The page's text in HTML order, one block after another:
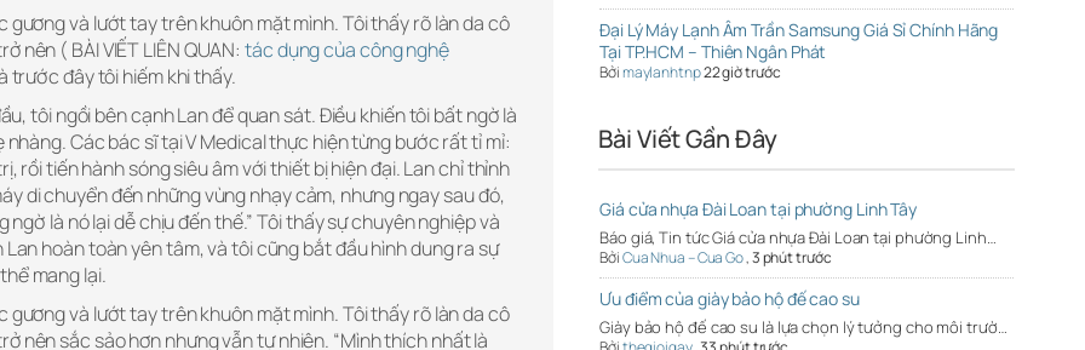
và lướt tay trên khuôn mặt mình. Tôi thấy rõ làn da cô
nên ( BÀI VIẾT LIÊN QUAN:tác dụng của công nghệ
trước đây tôi hiếm khi thấy.
tôi ngồi bên cạnh Lan để quan sát. Điều khiến tôi bất ngờ là
Các bác sĩ tại V Medical thực hiện từng bước rất tỉ mỉ:
rồi tiến hành sóng siêu âm với thiết bị hiện đại. Lan chỉ thỉnh
di chuyển đến những vùng nhạy cảm, nhưng ngay sau đó,
ngờ là nó lại dễ chịu đến thế.” Tôi thấy sự chuyên nghiệp và
hoàn toàn yên tâm, và tôi cũng bắt đầu hình dung ra sự
mang lại.
và lướt tay trên khuôn mặt mình. Tôi thấy rõ làn da cô
nên sắc sảo hơn nhưng vẫn tự nhiên. “Mình thích nhất là
Đại Lý Máy Lạnh Âm Trần Samsung Giá Sỉ Chính Hãng
Tại TP.HCM – Thiên Ngân Phát
Bởimaylanhtnp22 giờ trước
Bài Viết Gần Đây
Giá cửa nhựa Đài Loan tại phường Linh Tây
Báo giá, Tin tức Giá cửa nhựa Đài Loan tại phường Linh…
BởiCua Nhua – Cua Go,3 phút trước
Ưu điểm của giày bảo hộ đế cao su
Giày bảo hộ đế cao su là lựa chọn lý tưởng cho môi trườ…